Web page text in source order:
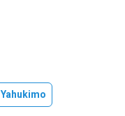
Yahukimo